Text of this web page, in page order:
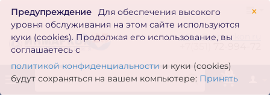
×
Предупреждение
Для обеспечения высокого
уровня обслуживания на этом сайте используются
куки (cookies). Продолжая его использование, вы
соглашаетесь с
политикой конфиденциальности и куки (cookies)
будут сохраняться на вашем компьютере: Принять
zakaz@inmarkon.ru
0